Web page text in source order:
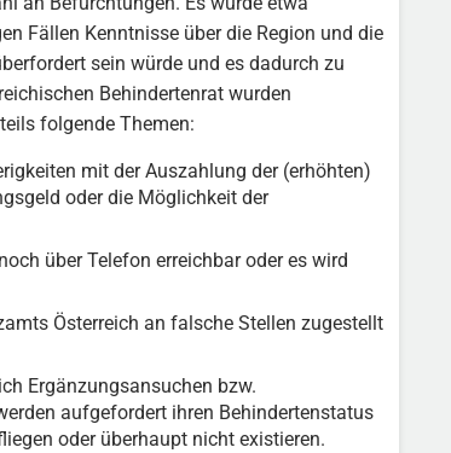
Fällen Kenntnisse über die Region und die
sein würde und es dadurch zu
Behindertenrat wurden
folgende Themen:
mit der Auszahlung der (erhöhten)
oder die Möglichkeit der
über Telefon erreichbar oder es wird
Österreich an falsche Stellen zugestellt
Ergänzungsansuchen bzw.
aufgefordert ihren Behindertenstatus
oder überhaupt nicht existieren.